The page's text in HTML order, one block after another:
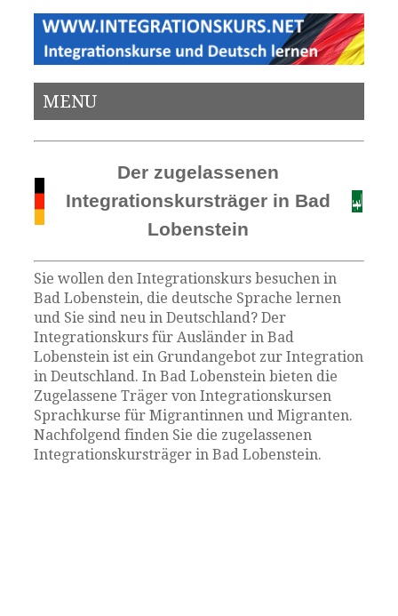
MENU
Der zugelassenen
Integrationskursträger in Bad
Lobenstein
Sie wollen den Integrationskurs besuchen in
Bad Lobenstein, die deutsche Sprache lernen
und Sie sind neu in Deutschland? Der
Integrationskurs für Ausländer in Bad
Lobenstein ist ein Grundangebot zur Integration
in Deutschland. In Bad Lobenstein bieten die
Zugelassene Träger von Integrationskursen
Sprachkurse für Migrantinnen und Migranten.
Nachfolgend finden Sie die zugelassenen
Integrationskursträger in Bad Lobenstein.